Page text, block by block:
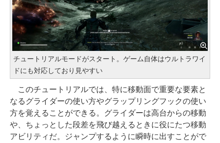
チュートリアルモードがスタート。ゲーム自体はウルトラワイ
ドにも対応しており見やすい
このチュートリアルでは、特に移動面で重要な要素と
なるグライダーの使い方やグラップリングフックの使い
方を覚えることができる。グライダーは高台からの移動
や、ちょっとした段差を飛び越えるときに役にたつ移動
アビリティだ。ジャンプするように瞬時に出すことがで